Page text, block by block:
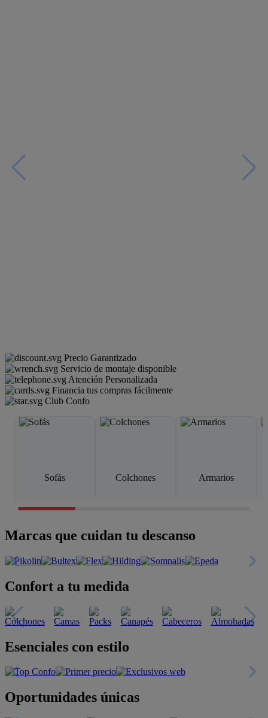
Precio Garantizado
Servicio de montaje disponible
Atención Personalizada
Financia tus compras fácilmente
Club Confo
Sofás Colchones Armarios
Marcas que cuidan tu descanso
Confort a tu medida
Esenciales con estilo
Oportunidades únicas